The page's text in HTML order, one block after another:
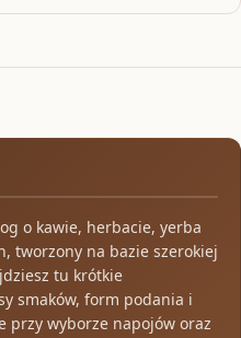
o kawie, herbacie, yerba
tworzony na bazie szerokiej
tu krótkie
smaków, form podania i
przy wyborze napojów oraz